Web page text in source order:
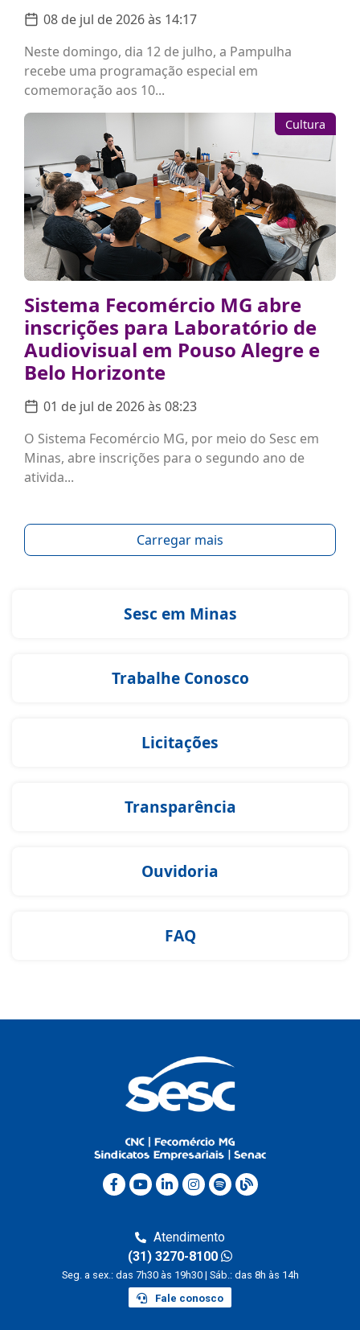
08 de jul de 2026 às 14:17
Neste domingo, dia 12 de julho, a Pampulha
recebe uma programação especial em
comemoração aos 10...
Cultura
Sistema Fecomércio MG abre
inscrições para Laboratório de
Audiovisual em Pouso Alegre e
Belo Horizonte
01 de jul de 2026 às 08:23
O Sistema Fecomércio MG, por meio do Sesc em
Minas, abre inscrições para o segundo ano de
ativida...
Carregar mais
Sesc em Minas
Trabalhe Conosco
Licitações
Transparência
Ouvidoria
FAQ
Atendimento
(31) 3270-8100
Seg. a sex.: das 7h30 às 19h30 | Sáb.: das 8h às 14h
Fale conosco